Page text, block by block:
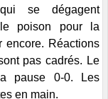
se dégagent
poison pour la
encore. Réactions
pas cadrés. Le
pause 0-0. Les
en main.